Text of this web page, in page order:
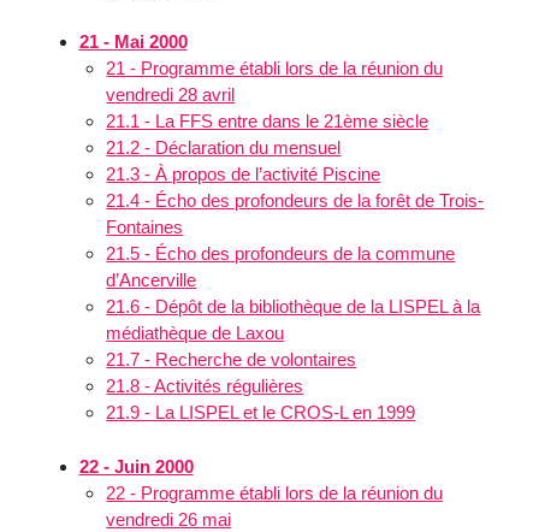
21 - Mai 2000
21 - Programme établi lors de la réunion du
vendredi 28 avril
21.1 - La FFS entre dans le 21ème siècle
21.2 - Déclaration du mensuel
21.3 - À propos de l’activité Piscine
21.4 - Écho des profondeurs de la forêt de Trois-
Fontaines
21.5 - Écho des profondeurs de la commune
d’Ancerville
21.6 - Dépôt de la bibliothèque de la LISPEL à la
médiathèque de Laxou
21.7 - Recherche de volontaires
21.8 - Activités régulières
21.9 - La LISPEL et le CROS-L en 1999
22 - Juin 2000
22 - Programme établi lors de la réunion du
vendredi 26 mai